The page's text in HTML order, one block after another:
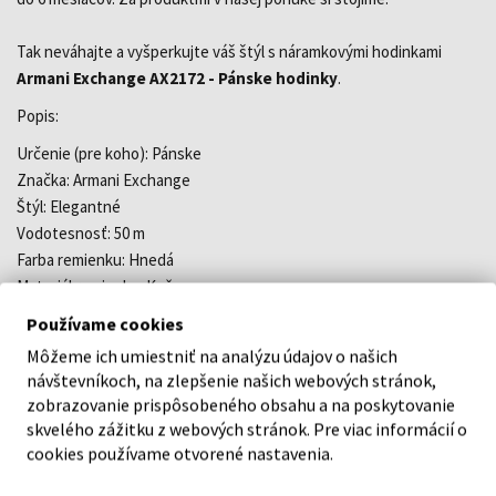
Tak neváhajte a vyšperkujte váš štýl s náramkovými hodinkami
Armani Exchange AX2172 - Pánske hodinky.
Popis:
Určenie (pre koho): Pánske
Značka: Armani Exchange
Štýl: Elegantné
Vodotesnosť: 50 m
Farba remienku: Hnedá
Materiál remienku: Koža
Farba ciferníku: Modrá
Strojček: Quartz- batéria
Sklíčko: Minerálne
Telo / púzdro: Oceľ
Farba púzdra: Ružové zlato
Používame cookies
Môžeme ich umiestniť na analýzu údajov o našich
návštevníkoch, na zlepšenie našich webových stránok,
zobrazovanie prispôsobeného obsahu a na poskytovanie
skvelého zážitku z webových stránok. Pre viac informácií o
cookies používame otvorené nastavenia.